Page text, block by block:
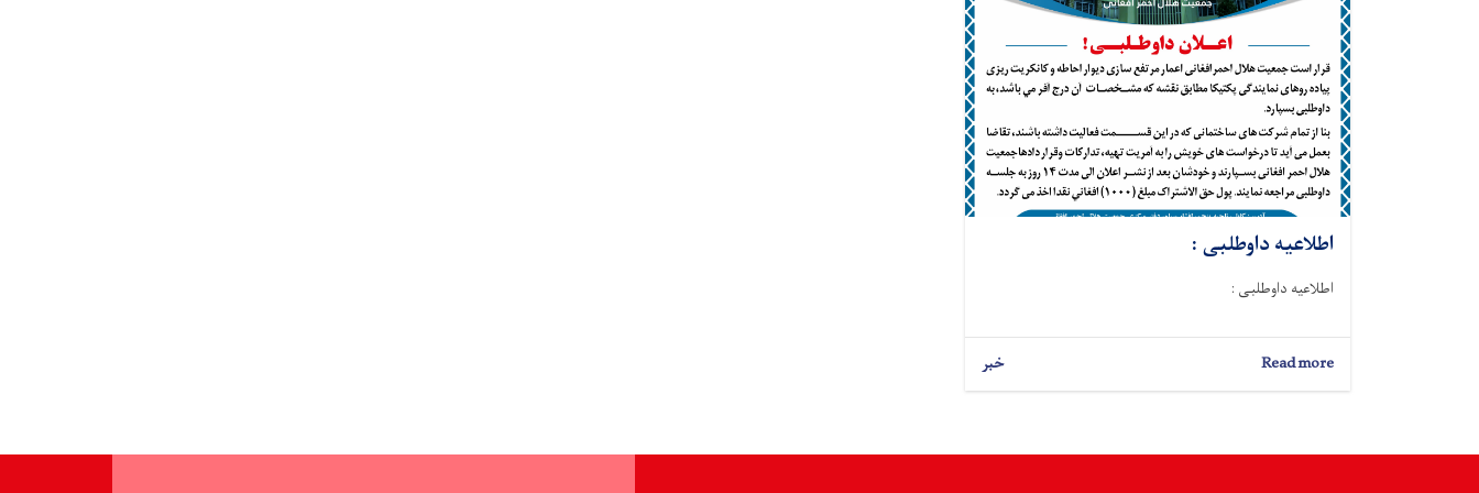
اطلاعیه داوطلبی :
اطلاعیه داوطلبی :
Read more
اطلاعیه
خبر